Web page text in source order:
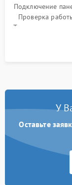
Подключение
Проверка
Тестирование
У
Оставьте